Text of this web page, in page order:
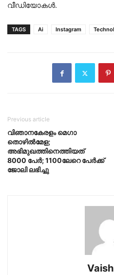
വീഡിയോകൾ.
TAGS Ai Instagram
Previous article
വിഞാനകേരളം മെഗാ
തൊഴിൽമേള;
അഭിമുഖത്തിനെത്തിയത്
8000 പേർ; 1100ലേറെ പേർക്ക്
ജോലി ലഭിച്ചു